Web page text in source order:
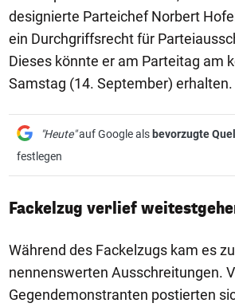
designierte Parteichef Norbert
ein Durchgriffsrecht für
Dieses könnte er am Parteitag am
Samstag (14. September) erhalten.
"Heute"auf Google als bevorzugte
festlegen
Fackelzug verlief
Während des Fackelzugs kam es
nennenswerten Ausschreitungen.
Gegendemonstranten postierten